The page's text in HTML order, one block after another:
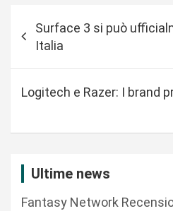
a
Surface 3 si può
Italia
Logitech e Razer: I brand
Ultime news
Fantasy Network